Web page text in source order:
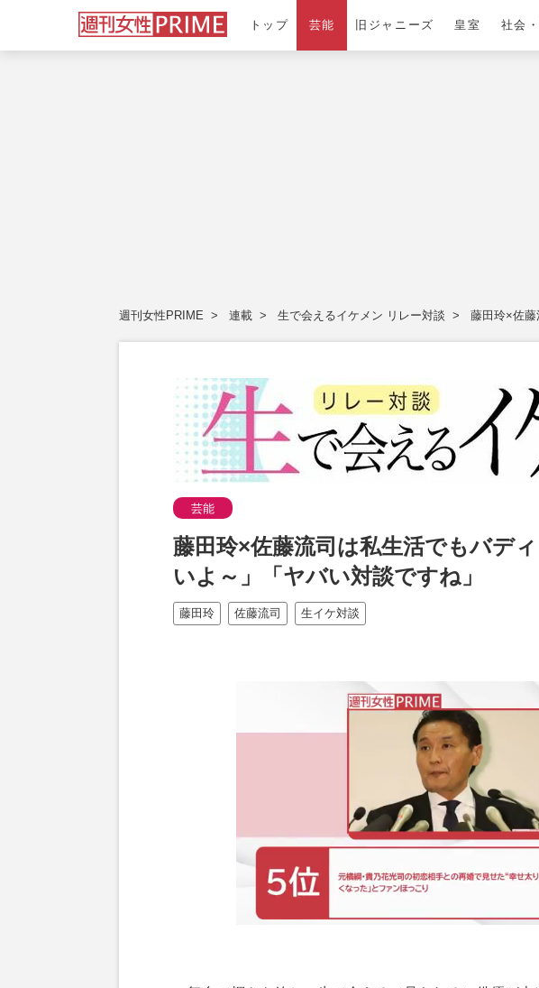
トップ 芸能 旧ジャニーズ 皇室 社会
週刊女性PRIME 連載 生で会えるイケメン リレー対談 藤田玲×佐藤
芸能
藤田玲×佐藤流司は私生活でもバデ
いよ～」「ヤバい対談ですね」
藤田玲 佐藤流司 生イケ対談